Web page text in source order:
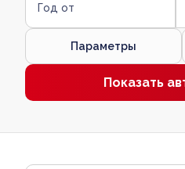
Год от
Параметры
Показать